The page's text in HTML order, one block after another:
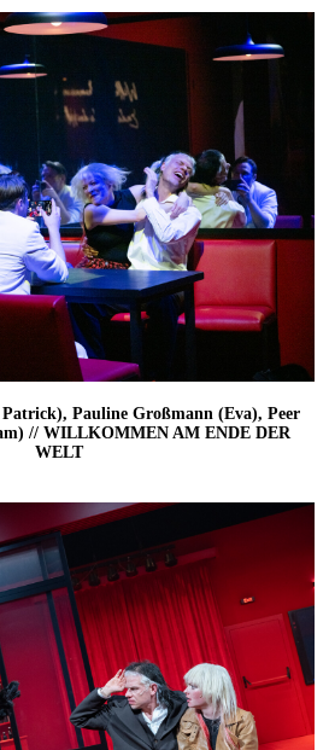
Pauline Großmann (Eva), Peer
// WILLKOMMEN AM ENDE DER
WELT